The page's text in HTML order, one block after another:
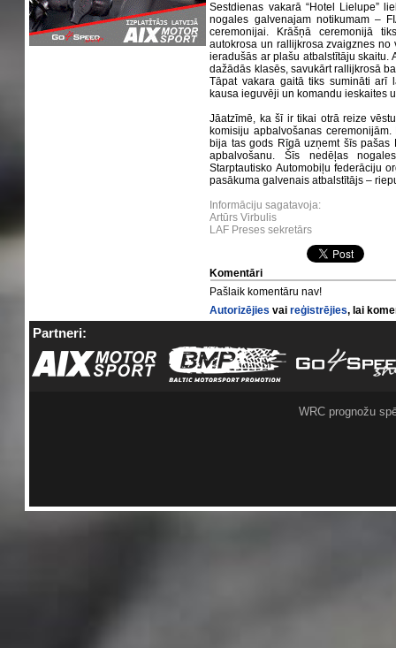
Sestdienas vakarā “Hotel Lielupe”
nogales galvenajam notikumam –
ceremonijai. Krāšņā ceremonijā
autokrosa un rallijkrosa zvaigznes
ieradušās ar plašu atbalstītāju skaitu.
dažādās klasēs, savukārt rallijkrosā
Tāpat vakara gaitā tiks sumināti arī
kausa ieguvēji un komandu ieskaites
Jāatzīmē, ka šī ir tikai otrā reize
komisiju apbalvošanas
bija tas gods Rīgā uzņemt šīs pašas
apbalvošanu. Šīs nedēļas
Starptautisko Automobiļu federāciju
pasākuma galvenais atbalstītājs –
Informāciju sagatavoja:
Artūrs Virbulis
LAF Preses sekretārs
Komentāri
Pašlaik komentāru nav!
Autorizējies vaireģistrējies, lai
Partneri:
WRC prognožu